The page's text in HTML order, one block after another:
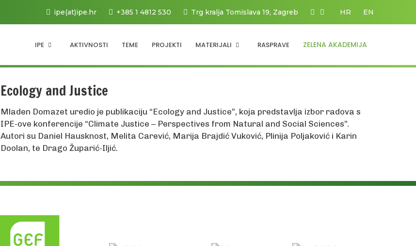
ipe(at)ipe.hr +385 1 4812 530 Trg kralja Tomislava 19, Zagreb HR EN
IPE AKTIVNOSTI TEME PROJEKTI MATERIJALI RASPRAVE ZELENA AKADEMIJA
Ecology and Justice
Mladen Domazet uredio je publikaciju “Ecology and Justice”, koja predstavlja izbor radova s
IPE-ove konferencije “Climate Justice – Perspectives from Natural and Social Sciences”.
Autori su Daniel Hausknost, Melita Carević, Marija Brajdić Vuković, Plinija Poljaković i Karin
Doolan, te Drago Župarić-Iljić.